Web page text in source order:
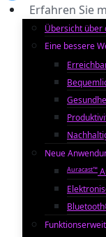
Erfahren Sie
Übersicht über
Eine bessere
Neue
Auracast™